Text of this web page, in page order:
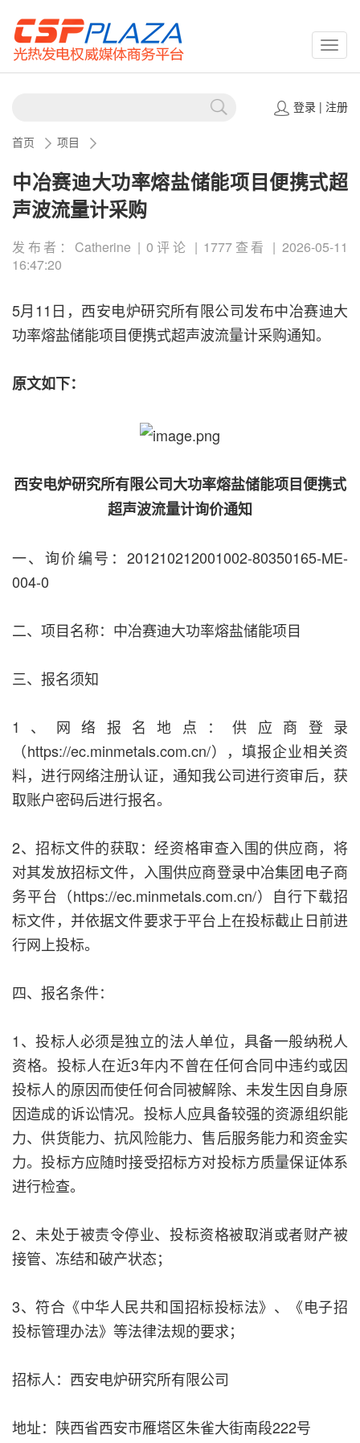
登录| 注册
首页 项目
中冶赛迪大功率熔盐储能项目便携式超
声波流量计采购
发布者：Catherine | 0评论 | 1777查看 | 2026-05-11
16:47:20
5月11日，西安电炉研究所有限公司发布中冶赛迪大
功率熔盐储能项目便携式超声波流量计采购通知。
原文如下：
西安电炉研究所有限公司大功率熔盐储能项目便携式
超声波流量计询价通知
一、询价编号：201210212001002-80350165-ME-
004-0
二、项目名称：中冶赛迪大功率熔盐储能项目
三、报名须知
1、网络报名地点：供应商登录
（https://ec.minmetals.com.cn/），填报企业相关资
料，进行网络注册认证，通知我公司进行资审后，获
取账户密码后进行报名。
2、招标文件的获取：经资格审查入围的供应商，将
对其发放招标文件，入围供应商登录中冶集团电子商
务平台（https://ec.minmetals.com.cn/）自行下载招
标文件，并依据文件要求于平台上在投标截止日前进
行网上投标。
四、报名条件：
1、投标人必须是独立的法人单位，具备一般纳税人
资格。投标人在近3年内不曾在任何合同中违约或因
投标人的原因而使任何合同被解除、未发生因自身原
因造成的诉讼情况。投标人应具备较强的资源组织能
力、供货能力、抗风险能力、售后服务能力和资金实
力。投标方应随时接受招标方对投标方质量保证体系
进行检查。
2、未处于被责令停业、投标资格被取消或者财产被
接管、冻结和破产状态；
3、符合《中华人民共和国招标投标法》、《电子招
投标管理办法》等法律法规的要求；
招标人：西安电炉研究所有限公司
地址：陕西省西安市雁塔区朱雀大街南段222号